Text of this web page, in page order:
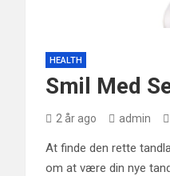
HEALTH
Smil Med
2 år ago admin
At finde den rette
om at være din nye